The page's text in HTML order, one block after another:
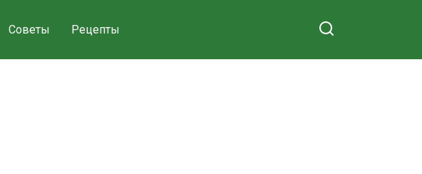
Советы Рецепты